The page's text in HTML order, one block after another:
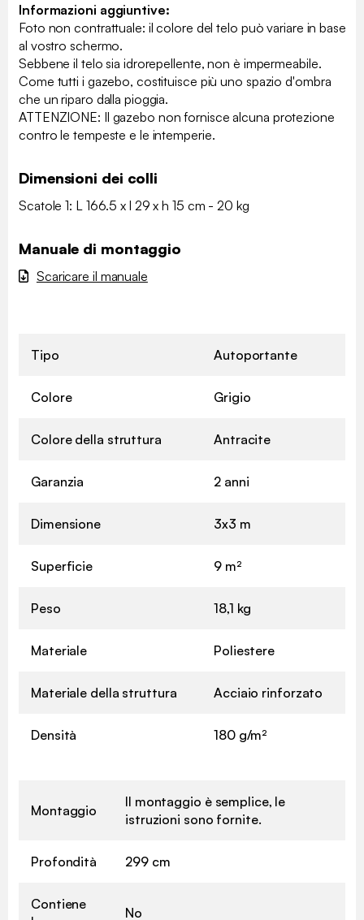
Informazioni aggiuntive:
Foto non contrattuale: il colore del telo può variare in base
al vostro schermo.
Sebbene il telo sia idrorepellente, non è impermeabile.
Come tutti i gazebo, costituisce più uno spazio d'ombra
che un riparo dalla pioggia.
ATTENZIONE: Il gazebo non fornisce alcuna protezione
contro le tempeste e le intemperie.
Dimensioni dei colli
Scatole 1: L 166.5 x l 29 x h 15 cm - 20 kg
Manuale di montaggio
Scaricare il manuale
Tipo Autoportante
Colore Grigio
Colore della struttura Antracite
Garanzia 2 anni
Dimensione 3x3 m
Superficie 9 m²
Peso 18,1 kg
Materiale Poliestere
Materiale della struttura Acciaio rinforzato
Densità 180 g/m²
Montaggio
Il montaggio è semplice, le
istruzioni sono fornite.
Profondità 299 cm
Contiene
No